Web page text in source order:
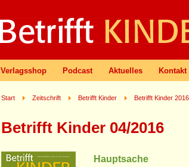
Verlagsshop Podcast Aktuelles Kontakt
Start Zeitschrift Betrifft Kinder Betrifft Kinder 2016
Betrifft Kinder 04/2016
Hauptsache